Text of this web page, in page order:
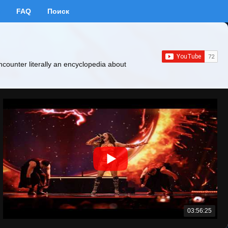
FAQ Поиск
literally an encyclopedia about
03:56:25